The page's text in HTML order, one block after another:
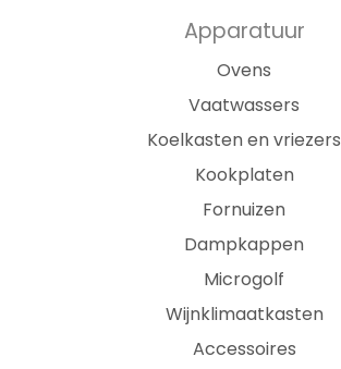
Apparatuur
Ovens
Vaatwassers
Koelkasten en vriezers
Kookplaten
Fornuizen
Dampkappen
Microgolf
Wijnklimaatkasten
Accessoires